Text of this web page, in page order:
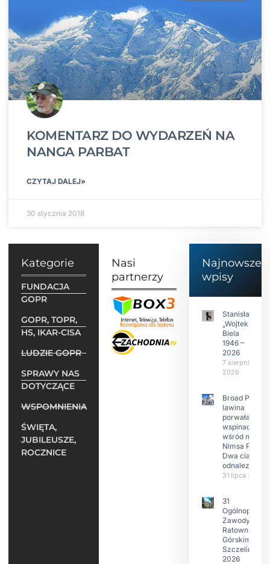
KOMENTARZ DO WYDARZEŃ NA
NANGA PARBAT
CZYTAJ DALEJ»
30 stycznia 2018
Kategorie
FUNDACJA
GOPR
GOPR, TOPR,
HS, IKAR-CISA
LUDZIE GOPR
SPRAWY NAS
DOTYCZĄCE
WSPOMNIENIA
ŚWIĘTA,
JUBILEUSZE,
ROCZNICE
Nasi
partnerzy
Najnowsze
wpisy
Stanisław
„Wojtek”
Biela
1946 –
2026
7 sierpnia
2026
Broad Peak:
lawina
porwała 10
wspinaczy,
wśród nich
Nimsa Purję.
Dwa ciała
odnalezione.
31 lipca 2026
31
Ogólnopolskie
Zawody w
Ratownictwie
Górskim –
Szczeliniec
2026